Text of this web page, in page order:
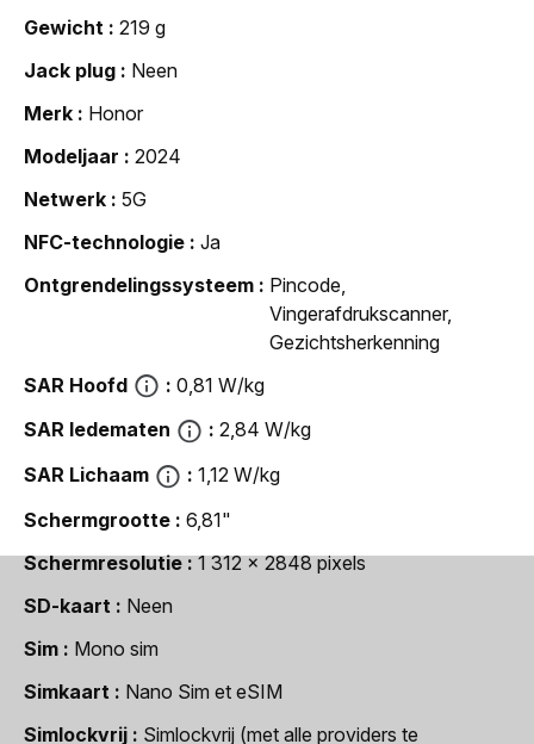
Gewicht
219 g
Jack plug
Neen
Merk
Honor
Modeljaar
2024
Netwerk
5G
NFC-technologie
Ja
Ontgrendelingssysteem
Pincode,
Vingerafdrukscanner,
Gezichtsherkenning
SAR Hoofd
0,81 W/kg
SAR ledematen
2,84 W/kg
SAR Lichaam
1,12 W/kg
Schermgrootte
6,81"
Schermresolutie
1 312 x 2848 pixels
SD-kaart
Neen
Sim
Mono sim
Simkaart
Nano Sim et eSIM
Simlockvrij
Simlockvrij (met alle providers te